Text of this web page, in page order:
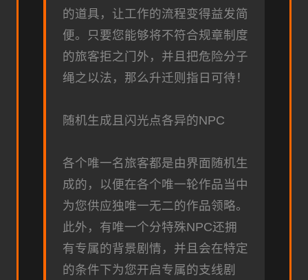
的道具，让工作的流程变得益发简
便。只要您能够将不符合规章制度
的旅客拒之门外，并且把危险分子
绳之以法，那么升迁则指日可待！
随机生成且闪光点各异的NPC
各个唯一名旅客都是由界面随机生
成的，以便在各个唯一轮作品当中
为您供应独唯一无二的作品领略。
此外，有唯一个分特殊NPC还拥
有专属的背景剧情，并且会在特定
的条件下为您开启专属的支线剧